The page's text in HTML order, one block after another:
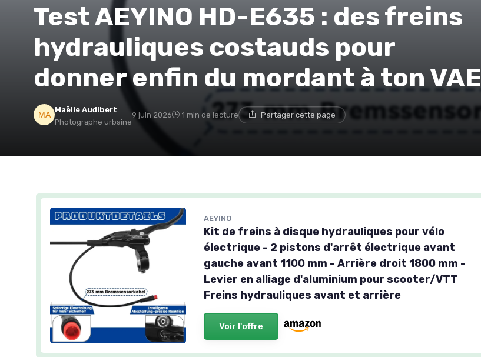
Test AEYINO HD-E635 : des freins
hydrauliques costauds pour
donner enfin du mordant à ton VAE
Maëlle Audibert
Photographe urbaine
9 juin 2026 1 min de lecture Partager cette page
AEYINO
Kit de freins à disque hydrauliques pour vélo
électrique - 2 pistons d'arrêt électrique avant
gauche avant 1100 mm - Arrière droit 1800 mm -
Levier en alliage d'aluminium pour scooter/VTT
Freins hydrauliques avant et arrière
Voir l'offre